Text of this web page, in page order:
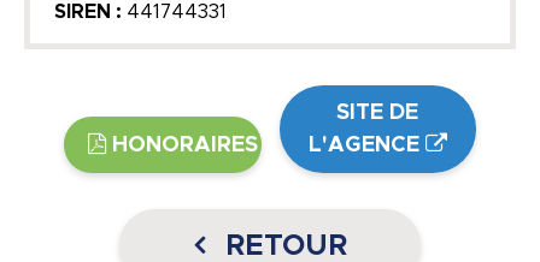
SIREN : 441744331
HONORAIRES
SITE DE
L'AGENCE
RETOUR